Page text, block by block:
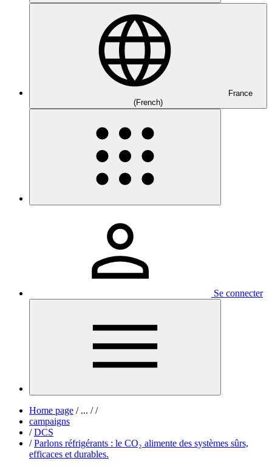
France
(French)
Se connecter
Home page /... / /
campaigns
/ DCS
/ Parlons réfrigérants : le CO₂ alimente des systèmes sûrs,
efficaces et durables.